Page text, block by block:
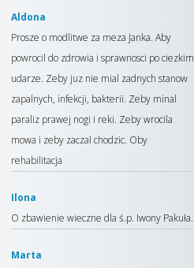
Aldona
Prosze o modlitwe za meza Janka. Aby
powrocil do zdrowia i sprawnosci po ciezkim
udarze. Zeby juz nie mial zadnych stanow
zapalnych, infekcji, bakterii. Zeby minal
paraliz prawej nogi i reki. Zeby wrocila
mowa i zeby zaczal chodzic. Oby
rehabilitacja
Ilona
O zbawienie wieczne dla ś.p. Iwony Pakuła.
Marta